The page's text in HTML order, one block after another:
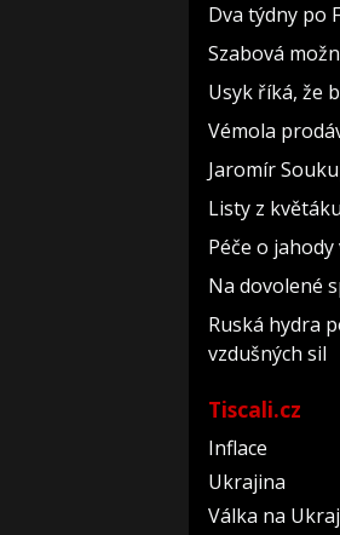
Dva týdny po
Szabová
Usyk říká, že
Vémola
Jaromír
Listy z
Péče o
Na dovolené
Ruská hydra
vzdušných sil
Tiscali.cz
Inflace
Ukrajina
Válka na